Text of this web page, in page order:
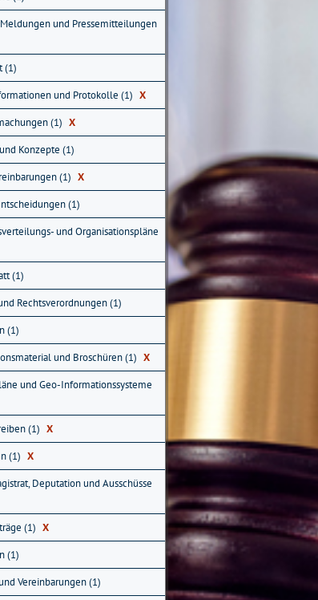
und Pressemitteilungen
(1)
und Protokolle (1) X
(1) X
Konzepte (1)
(1) X
(1)
und Organisationspläne
(1)
Rechtsverordnungen (1)
(1)
und Broschüren (1) X
und Geo-Informationssysteme
(1) X
(1) X
Deputation und Ausschüsse
(1) X
(1)
Vereinbarungen (1)